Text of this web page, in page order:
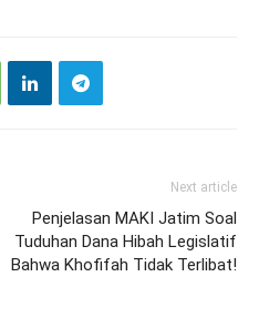
Next article
Penjelasan MAKI Jatim Soal
Tuduhan Dana Hibah Legislatif
Bahwa Khofifah Tidak Terlibat!